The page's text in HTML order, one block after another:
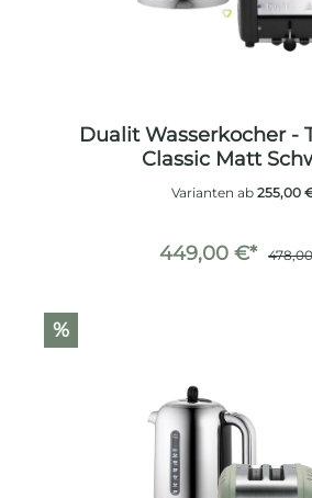
Dualit Wasserkocher -
Classic Matt
Varianten ab 255,00
449,00 €*
%